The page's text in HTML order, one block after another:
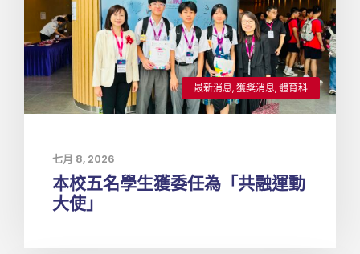
最新消息,獲獎消息,體育科
七月 8, 2026
本校五名學生獲委任為「共融運動
大使」